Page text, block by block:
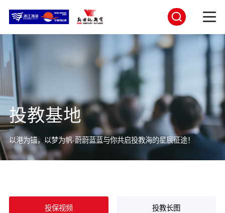
投教基地
以港为锚，以梦为帆-蔚蔚蓝蓝与你共启投教海的星辰征途！
投保视频 投教长图